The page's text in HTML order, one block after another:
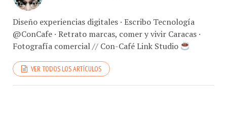
Diseño experiencias digitales · Escribo Tecnología
@ConCafe · Retrato marcas, comer y vivir Caracas ·
Fotografía comercial // Con-Café Link Studio
VER TODOS LOS ARTÍCULOS